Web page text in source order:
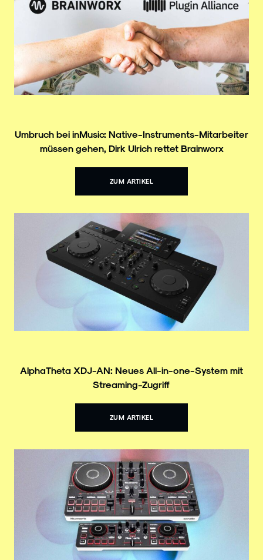
Umbruch bei inMusic: Native-Instruments-Mitarbeiter
müssen gehen, Dirk Ulrich rettet Brainworx
ZUM ARTIKEL
AlphaTheta XDJ-AN: Neues All-in-one-System mit
Streaming-Zugriff
ZUM ARTIKEL